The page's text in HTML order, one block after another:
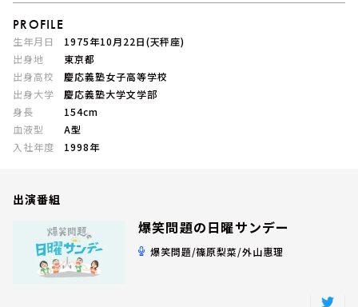
今日の番組表
週間番組表
トピックス
TBS Podcast
YouTube
PROFILE
生年月日
1975年10月22日(天秤座)
出身地
東京都
出身高校
慶応義塾女子高等学校
出身大学
慶応義塾大学文学部
身長
154cm
血液型
A型
入社年度
1998年
出演番組
爆笑問題の日曜サンデー
爆笑問題/篠原梨菜/外山惠理